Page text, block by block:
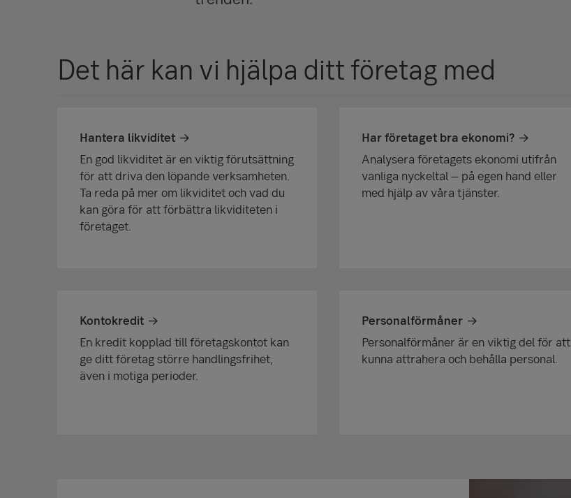
Det här kan vi hjälpa ditt företag med
Hantera likviditet
En god likviditet är en viktig förutsättning
för att driva den löpande verksamheten.
Ta reda på mer om likviditet och vad du
kan göra för att förbättra likviditeten i
företaget.
Har företaget bra ekonomi?
Analysera företagets ekonomi utifrån
vanliga nyckeltal – på egen hand eller
med hjälp av våra tjänster.
Kontokredit
En kredit kopplad till företagskontot kan
ge ditt företag större handlingsfrihet,
även i motiga perioder.
Personalförmåner
Personalförmåner är en viktig del för att
kunna attrahera och behålla personal.